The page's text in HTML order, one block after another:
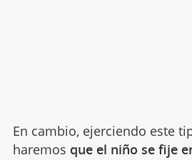
En cambio, ejerciendo este
haremos que el niño se fije